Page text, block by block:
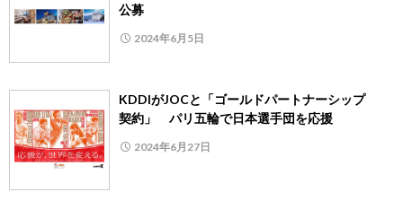
公募
2024年6月5日
KDDIがJOCと「ゴールドパートナーシップ
契約」 パリ五輪で日本選手団を応援
2024年6月27日